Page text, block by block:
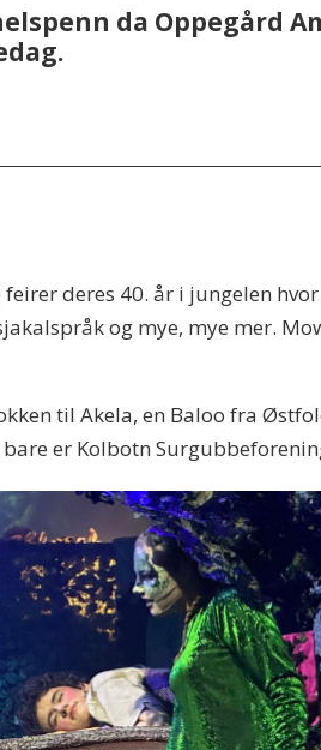
da Oppegård
deres 40. år i jungelen
og mye, mye mer.
til Akela, en Baloo fra
er Kolbotn